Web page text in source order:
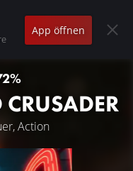
App öffnen
Action